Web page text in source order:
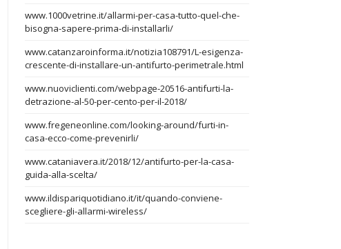
www.1000vetrine.it/allarmi-per-casa-tutto-quel-che-
bisogna-sapere-prima-di-installarli/
www.catanzaroinforma.it/notizia108791/L-esigenza-
crescente-di-installare-un-antifurto-perimetrale.html
www.nuoviclienti.com/webpage-20516-antifurti-la-
detrazione-al-50-per-cento-per-il-2018/
www.fregeneonline.com/looking-around/furti-in-
casa-ecco-come-prevenirli/
www.cataniavera.it/2018/12/antifurto-per-la-casa-
guida-alla-scelta/
www.ildispariquotidiano.it/it/quando-conviene-
scegliere-gli-allarmi-wireless/